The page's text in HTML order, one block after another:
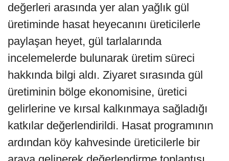
değerleri arasında yer alan yağlık gül
üretiminde hasat heyecanını üreticilerle
paylaşan heyet, gül tarlalarında
incelemelerde bulunarak üretim süreci
hakkında bilgi aldı. Ziyaret sırasında gül
üretiminin bölge ekonomisine, üretici
gelirlerine ve kırsal kalkınmaya sağladığı
katkılar değerlendirildi. Hasat programının
ardından köy kahvesinde üreticilerle bir